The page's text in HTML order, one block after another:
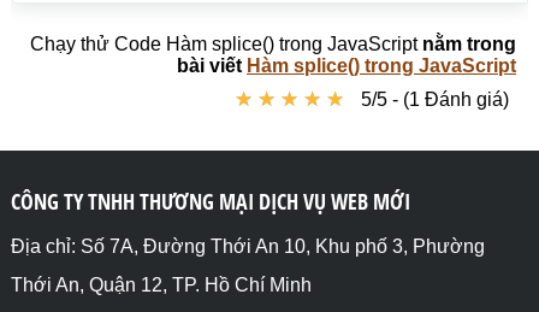
document.write("Vị trí "+key+": "+value+"<br>");
</html>
Chạy thử Code Hàm splice() trong JavaScript nằm trong
bài viết Hàm splice() trong JavaScript
★ ★ ★ ★ ★
★ ★ ★ ★ ★ 5/5 - (1 Đánh giá)
CÔNG TY TNHH THƯƠNG MẠI DỊCH VỤ WEB MỚI
Địa chỉ: Số 7A, Đường Thới An 10, Khu phố 3, Phường
Thới An, Quận 12, TP. Hồ Chí Minh